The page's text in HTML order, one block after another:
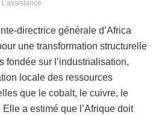
L’assistance
directrice générale d’Africa
une transformation structurelle
fondée sur l’industrialisation,
locale des ressources
que le cobalt, le cuivre, le
a estimé que l’Afrique doit